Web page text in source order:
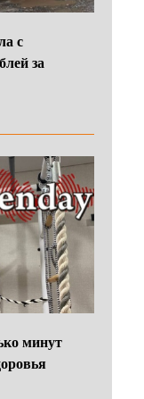
с
за
минут